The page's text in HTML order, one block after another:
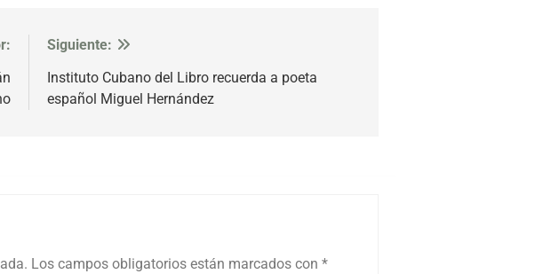
Siguiente:
Instituto Cubano del Libro recuerda a poeta
español Miguel Hernández
Los campos obligatorios están marcados con *